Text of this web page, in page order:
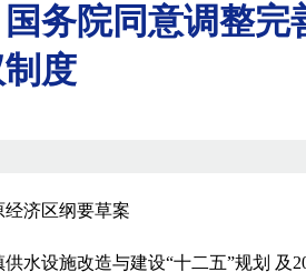
务院同意调整完
度
济区纲要草案
水设施改造与建设“十二五”规划 及